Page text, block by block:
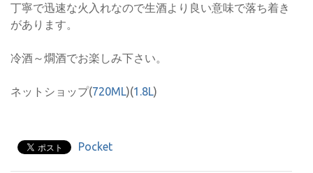
丁寧で迅速な火入れなので生酒より良い意味で落ち着き
があります。
冷酒～燗酒でお楽しみ下さい。
ネットショップ(720ML)(1.8L)
Pocket